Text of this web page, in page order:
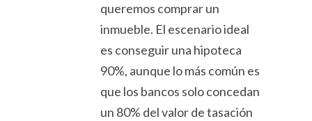
queremos comprar un
inmueble. El escenario ideal
es conseguir una hipoteca
90%, aunque lo más común es
que los bancos solo concedan
un 80% del valor de tasación